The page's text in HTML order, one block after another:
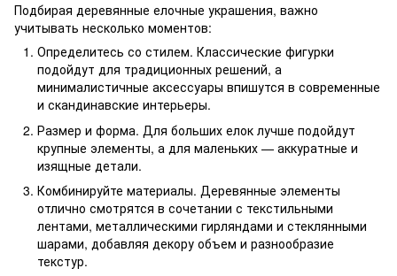
Подбирая деревянные елочные украшения, важно
учитывать несколько моментов:
Определитесь со стилем. Классические фигурки
подойдут для традиционных решений, а
минималистичные аксессуары впишутся в современные
и скандинавские интерьеры.
Размер и форма. Для больших елок лучше подойдут
крупные элементы, а для маленьких — аккуратные и
изящные детали.
Комбинируйте материалы. Деревянные элементы
отлично смотрятся в сочетании с текстильными
лентами, металлическими гирляндами и стеклянными
шарами, добавляя декору объем и разнообразие
текстур.